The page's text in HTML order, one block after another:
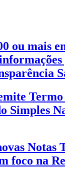
ou mais
Termo
Simples
Notas
foco na